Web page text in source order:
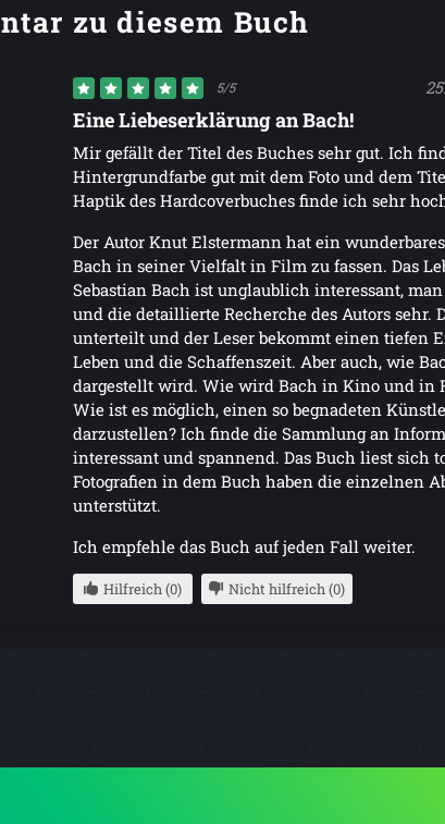
zu diesem Buch
5/5
Eine Liebeserklärung an Bach!
Mir gefällt der Titel des Buches sehr gut. Ich
Hintergrundfarbe gut mit dem Foto und dem
Haptik des Hardcoverbuches finde ich sehr
Der Autor Knut Elstermann hat ein
Bach in seiner Vielfalt in Film zu fassen. Das
Sebastian Bach ist unglaublich interessant,
und die detaillierte Recherche des Autors sehr.
unterteilt und der Leser bekommt einen tiefen
Leben und die Schaffenszeit. Aber auch, wie
dargestellt wird. Wie wird Bach in Kino und in
Wie ist es möglich, einen so begnadeten
darzustellen? Ich finde die Sammlung an
interessant und spannend. Das Buch liest sich
Fotografien in dem Buch haben die einzelnen
unterstützt.
Ich empfehle das Buch auf jeden Fall weiter.
Hilfreich (0) Nicht hilfreich (0)